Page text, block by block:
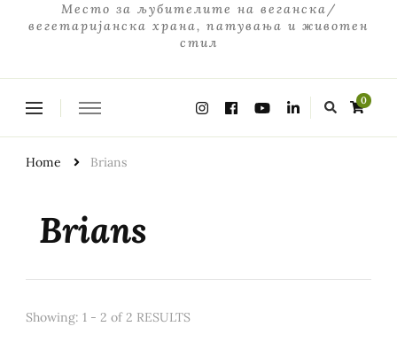
Место за љубителите на веганска/
вегетаријанска храна, патувања и животен
стил
0
Home Brians
Brians
Showing: 1 - 2 of 2 RESULTS